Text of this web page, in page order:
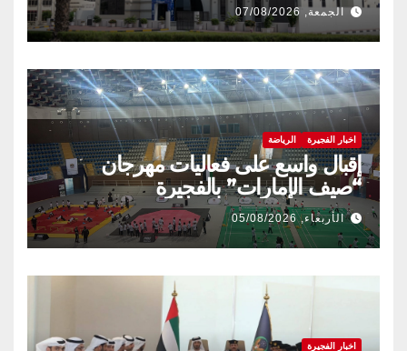
الجمعة, 07/08/2026
اخبار الفجيرة الرياضة
إقبال واسع على فعاليات مهرجان
“صيف الإمارات” بالفجيرة
الأربعاء, 05/08/2026
اخبار الفجيرة